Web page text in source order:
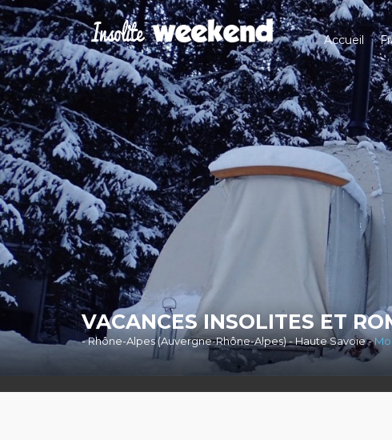
Accueil
VACANCES INSOLITES ET
- Rhône-Alpes (Auvergne-Rhône-Alpes) - Haute Savoie -